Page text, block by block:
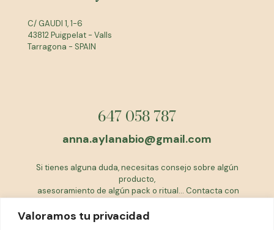
Valoramos tu privacidad
C/ GAUDI 1, 1-6
43812 Puigpelat - Valls
Tarragona - SPAIN
647 058 787
anna.aylanabio@gmail.com
Si tienes alguna duda, necesitas consejo sobre algún
producto,
asesoramiento de algún pack o ritual... Contacta con
EQUIPO AYLANABIO